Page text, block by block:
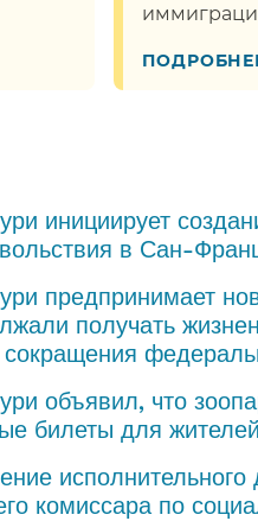
инициирует
в Сан-
предпринимает
получать
сокращения
объявил, что
билеты для
комиссара по